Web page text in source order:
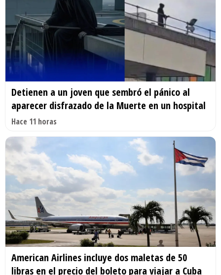
Detienen a un joven que sembró el pánico al
aparecer disfrazado de la Muerte en un hospital
Hace 11 horas
American Airlines incluye dos maletas de 50
libras en el precio del boleto para viajar a Cuba